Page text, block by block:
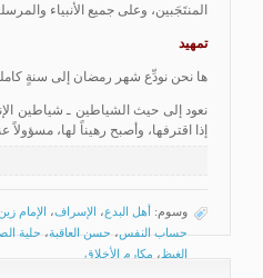
المنتَجَبين، وعلى جميع الأنبياء
تمهيد
ها نحن نودِّع شهر رمضان إلى سنةٍ
نعود إلى حيث الشياطين ـ شياطين
إذا اقترفها، وأصبح رهيناً لها،
وسوم: أهل البدع، الإسراف، الإمام
حساب النفس، حسن العاقبة، حلية
الغيظ ، مكارم الأخلاق